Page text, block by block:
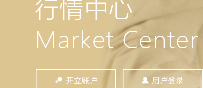
开立账户 用户登录